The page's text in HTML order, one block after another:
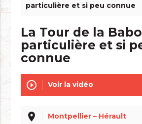
particulière et si peu connue
La Tour de la
particulière et si
connue
play_circle_outline Voir la vidéo
place Montpellier – Hérault